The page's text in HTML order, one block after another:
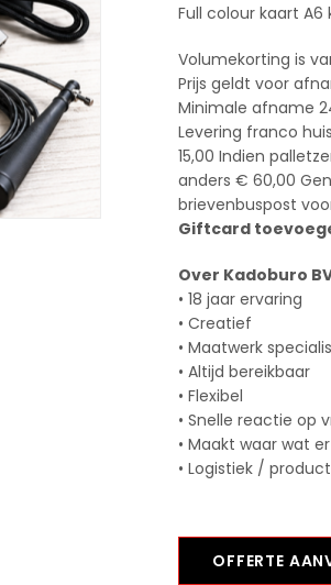
Full colour kaart
Volumekorting is
Prijs geldt voor
Minimale afname
Levering franco
15,00 Indien
anders € 60,00
brievenbuspost
Giftcard
Over Kadoburo
• 18 jaar ervaring
• Creatief
• Maatwerk
• Altijd bereikbaar
• Flexibel
• Snelle reactie op
• Maakt waar wat
• Logistiek /
OFFERTE